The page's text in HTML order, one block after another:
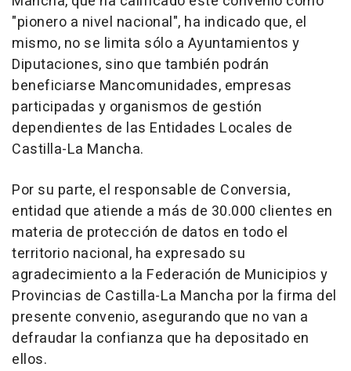
"pionero a nivel nacional", ha indicado que, el
mismo, no se limita sólo a Ayuntamientos y
Diputaciones, sino que también podrán
beneficiarse Mancomunidades, empresas
participadas y organismos de gestión
dependientes de las Entidades Locales de
Castilla-La Mancha.
Por su parte, el responsable de Conversia,
entidad que atiende a más de 30.000 clientes en
materia de protección de datos en todo el
territorio nacional, ha expresado su
agradecimiento a la Federación de Municipios y
Provincias de Castilla-La Mancha por la firma del
presente convenio, asegurando que no van a
defraudar la confianza que ha depositado en
ellos.